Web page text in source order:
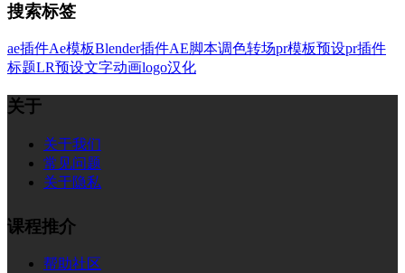
搜索标签
ae插件Ae模板Blender插件AE脚本调色转场pr模板预设pr插件
标题LR预设文字动画logo汉化
关于
关于我们
常见问题
关于隐私
课程推介
帮助社区